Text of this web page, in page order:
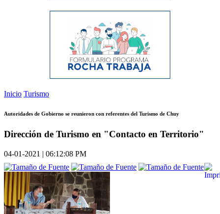
Inicio Turismo
Autoridades de Gobierno se reunieron con referentes del Turismo de Chuy
Dirección de Turismo en "Contacto en Territorio"
04-01-2021 | 06:12:08 PM